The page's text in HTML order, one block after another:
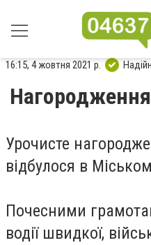
16:15, 4 жовтня 2021 р.
Нагородження
Урочисте
відбулося в
Почесними
водії швидкої,